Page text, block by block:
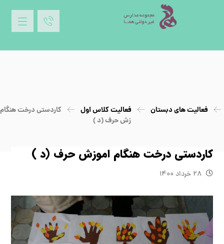
فعالیت های دبستان فعالیت کلاس اول
کاردستی درخت
زش حرف (د )
کاردستی درخت هنگام اموزش حرف (د )
۲۸ خرداد ۱۴۰۰